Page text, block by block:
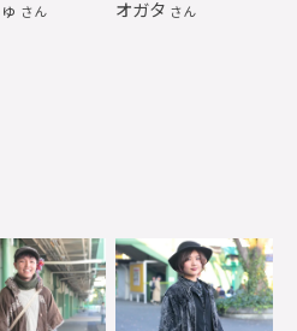
さん オガタ さん